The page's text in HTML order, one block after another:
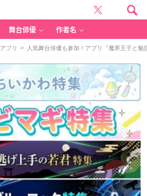
舞台俳優 作者名
アプリ > 人気舞台俳優も参加！アプリ『魔界王子と魅